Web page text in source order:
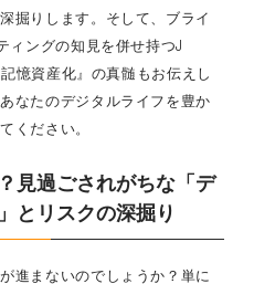
掘りします。そして、ブライ
ィングの知見を併せ持つJ
憶資産化』の真髄もお伝えし
なたのデジタルライフを豊か
ください。
見過ごされがちな「デ
とリスクの深掘り
進まないのでしょうか？単に